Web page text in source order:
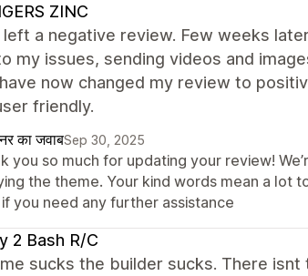
ZINC
left a negative review. Few weeks
my issues, sending videos and
now changed my review to
friendly.
का जवाबSep 30, 2025
you so much for updating your review!
the theme. Your kind words mean a lot
you need any further assistance
2 Bash R/C
sucks the builder sucks. There